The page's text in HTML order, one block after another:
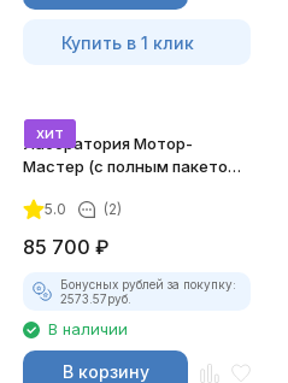
Купить в 1 клик
хит
Лаборатория Мотор-
Мастер (с полным пакетом
5.0 (2)
85 700 ₽
Бонусных рублей за покупку:
2573.57руб.
В наличии
В корзину